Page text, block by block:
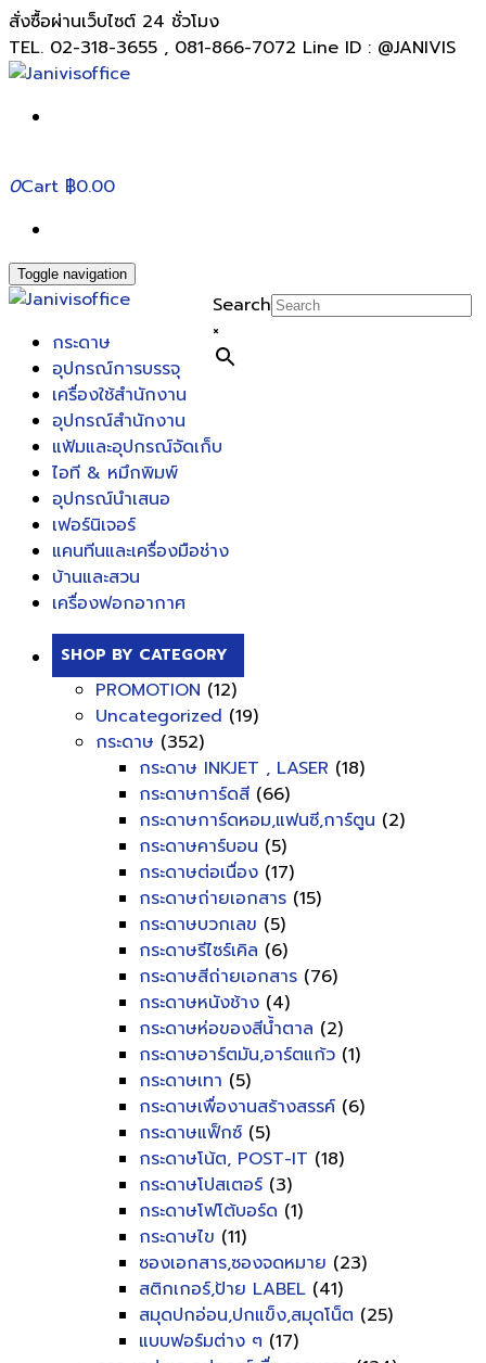
สั่งซื้อผ่านเว็บไซต์ 24 ชั่วโมง
TEL. 02-318-3655 , 081-866-7072 Line ID : @JANIVIS
0Cart ฿0.00
Toggle navigation
Search
×
กระดาษ
อุปกรณ์การบรรจุ
เครื่องใช้สำนักงาน
อุปกรณ์สำนักงาน
แฟ้มและอุปกรณ์จัดเก็บ
ไอที & หมึกพิมพ์
อุปกรณ์นำเสนอ
เฟอร์นิเจอร์
แคนทีนและเครื่องมือช่าง
บ้านและสวน
เครื่องฟอกอากาศ
SHOP BY CATEGORY
PROMOTION (12)
Uncategorized (19)
กระดาษ (352)
กระดาษ INKJET , LASER (18)
กระดาษการ์ดสี (66)
กระดาษการ์ดหอม,แฟนซี,การ์ตูน (2)
กระดาษคาร์บอน (5)
กระดาษต่อเนื่อง (17)
กระดาษถ่ายเอกสาร (15)
กระดาษบวกเลข (5)
กระดาษรีไซร์เคิล (6)
กระดาษสีถ่ายเอกสาร (76)
กระดาษหนังช้าง (4)
กระดาษห่อของสีน้ำตาล (2)
กระดาษอาร์ตมัน,อาร์ตแก้ว (1)
กระดาษเทา (5)
กระดาษเพื่องานสร้างสรรค์ (6)
กระดาษแฟ็กซ์ (5)
กระดาษโน้ต, POST-IT (18)
กระดาษโปสเตอร์ (3)
กระดาษโฟโต้บอร์ด (1)
กระดาษไข (11)
ซองเอกสาร,ซองจดหมาย (23)
สติกเกอร์,ป้าย LABEL (41)
สมุดปกอ่อน,ปกแข็ง,สมุดโน็ต (25)
แบบฟอร์มต่าง ๆ (17)